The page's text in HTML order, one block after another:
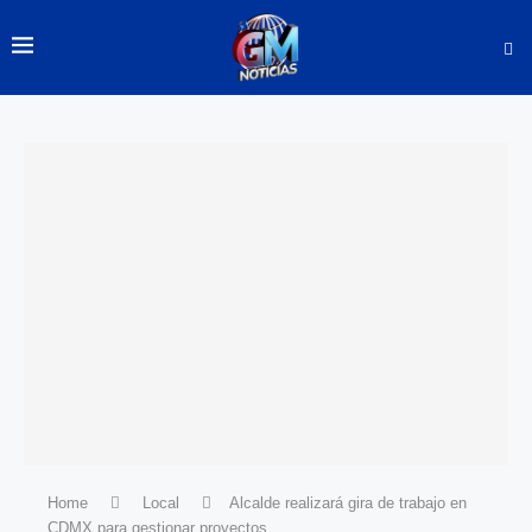
Home Local
Alcalde realizará gira de trabajo en
CDMX para gestionar proyectos